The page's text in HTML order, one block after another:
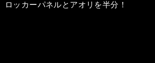
ロッカーパネルとアオリを半分！